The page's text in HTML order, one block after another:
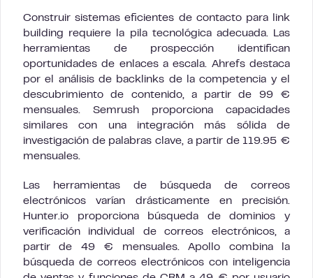
Construir sistemas eficientes de contacto para link
building requiere la pila tecnológica adecuada. Las
herramientas de prospección identifican
oportunidades de enlaces a escala. Ahrefs destaca
por el análisis de backlinks de la competencia y el
descubrimiento de contenido, a partir de 99 €
mensuales. Semrush proporciona capacidades
similares con una integración más sólida de
investigación de palabras clave, a partir de 119.95 €
mensuales.
Las herramientas de búsqueda de correos
electrónicos varían drásticamente en precisión.
Hunter.io proporciona búsqueda de dominios y
verificación individual de correos electrónicos, a
partir de 49 € mensuales. Apollo combina la
búsqueda de correos electrónicos con inteligencia